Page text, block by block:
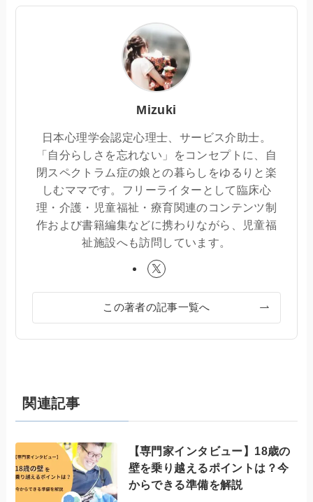
Mizuki
日本心理学会認定心理士、サービス介助士。
「自分らしさを忘れない」をコンセプトに、自
閉スペクトラム症の娘との暮らしをゆるりと楽
しむママです。フリーライターとして臨床心
理・介護・児童福祉・療育関連のコンテンツ制
作および書籍編集などに携わりながら、児童福
祉施設へも訪問しています。
この著者の記事一覧へ
関連記事
【専門家インタビュー】18歳の
壁を乗り越えるポイントは？今
からできる準備を解説